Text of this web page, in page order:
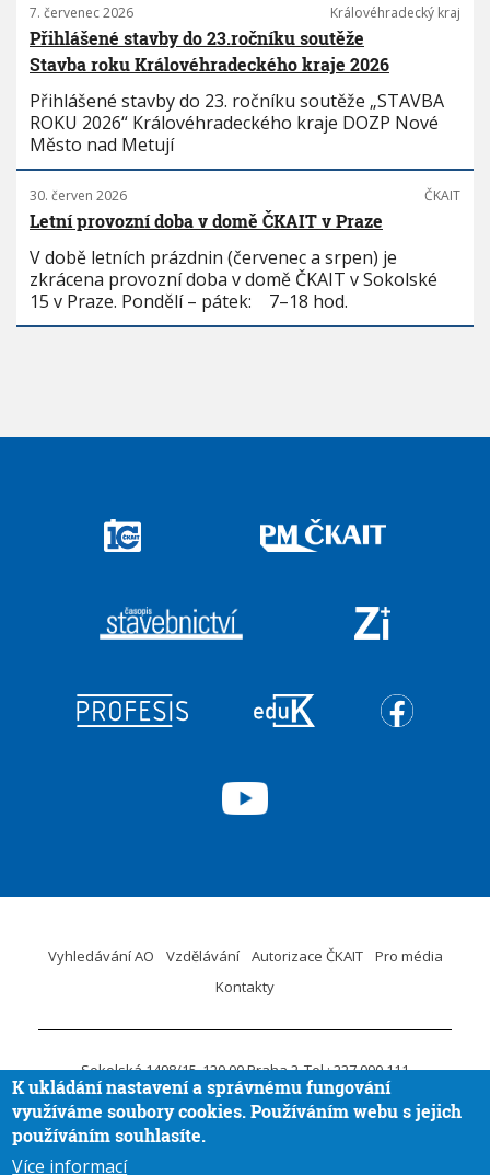
7. červenec 2026 Královéhradecký kraj
Přihlášené stavby do 23.ročníku soutěže
Stavba roku Královéhradeckého kraje 2026
Přihlášené stavby do 23. ročníku soutěže „STAVBA
ROKU 2026“ Královéhradeckého kraje DOZP Nové
Město nad Metují
30. červen 2026 ČKAIT
Letní provozní doba v domě ČKAIT v Praze
V době letních prázdnin (červenec a srpen) je
zkrácena provozní doba v domě ČKAIT v Sokolské
15 v Praze. Pondělí – pátek: 7–18 hod.
Vyhledávání AO Vzdělávání Autorizace ČKAIT
Pro média
Kontakty
Sokolská 1498/15 120 00 Praha 2 Tel.: 227 090 111
ID DS:krvaigt E-mail.:ckait@ckait.cz Ochrana osobních údajů
Oznámení porušení práva EU
K ukládání nastavení a správnému fungování
využíváme soubory cookies. Používáním webu s jejich
používáním souhlasíte.
Více informací